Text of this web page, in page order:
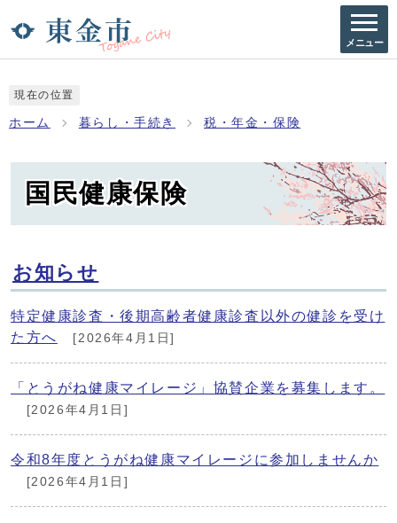
メニュー
現在の位置
ホーム 暮らし・手続き 税・年金・保険
国民健康保険
お知らせ
特定健康診査・後期高齢者健康診査以外の健診を受け
た方へ
[2026年4月1日]
「とうがね健康マイレージ」協賛企業を募集します。
[2026年4月1日]
令和8年度とうがね健康マイレージに参加しませんか
[2026年4月1日]